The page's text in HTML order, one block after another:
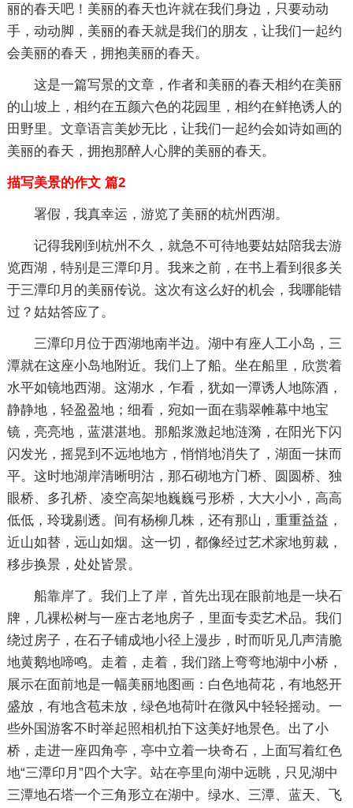
丽的春天吧！美丽的春天也许就在我们身边，只要动动
手，动动脚，美丽的春天就是我们的朋友，让我们一起约
会美丽的春天，拥抱美丽的春天。
这是一篇写景的文章，作者和美丽的春天相约在美丽
的山坡上，相约在五颜六色的花园里，相约在鲜艳诱人的
田野里。文章语言美妙无比，让我们一起约会如诗如画的
美丽的春天，拥抱那醉人心脾的美丽的春天。
描写美景的作文 篇2
署假，我真幸运，游览了美丽的杭州西湖。
记得我刚到杭州不久，就急不可待地要姑姑陪我去游
览西湖，特别是三潭印月。我来之前，在书上看到很多关
于三潭印月的美丽传说。这次有这么好的机会，我哪能错
过？姑姑答应了。
三潭印月位于西湖地南半边。湖中有座人工小岛，三
潭就在这座小岛地附近。我们上了船。坐在船里，欣赏着
水平如镜地西湖。这湖水，乍看，犹如一潭诱人地陈酒，
静静地，轻盈盈地；细看，宛如一面在翡翠帷幕中地宝
镜，亮亮地，蓝湛湛地。那船浆激起地涟漪，在阳光下闪
闪发光，摇晃到不远地地方，悄悄地消失了，湖面一抹而
平。这时地湖岸清晰明沽，那石砌地方门桥、圆圆桥、独
眼桥、多孔桥、凌空高架地巍巍弓形桥，大大小小，高高
低低，玲珑剔透。间有杨柳几株，还有那山，重重益益，
近山如替，远山如烟。这一切，都像经过艺术家地剪裁，
移步换景，处处皆景。
船靠岸了。我们上了岸，首先出现在眼前地是一块石
牌，几裸松树与一座古老地房子，里面专卖艺术品。我们
绕过房子，在石子铺成地小径上漫步，时而听见几声清脆
地黄鹅地啼鸣。走着，走着，我们踏上弯弯地湖中小桥，
展示在面前地是一幅美丽地图画：白色地荷花，有地怒开
盛放，有地含苞未放，绿色地荷叶在微风中轻轻摇动。一
些外国游客不时举起照相机拍下这美好地景色。出了小
桥，走进一座四角亭，亭中立着一块奇石，上面写着红色
地“三潭印月”四个大字。站在亭里向湖中远眺，只见湖中
三潭地石塔一个三角形立在湖中。绿水、三潭、蓝天、飞